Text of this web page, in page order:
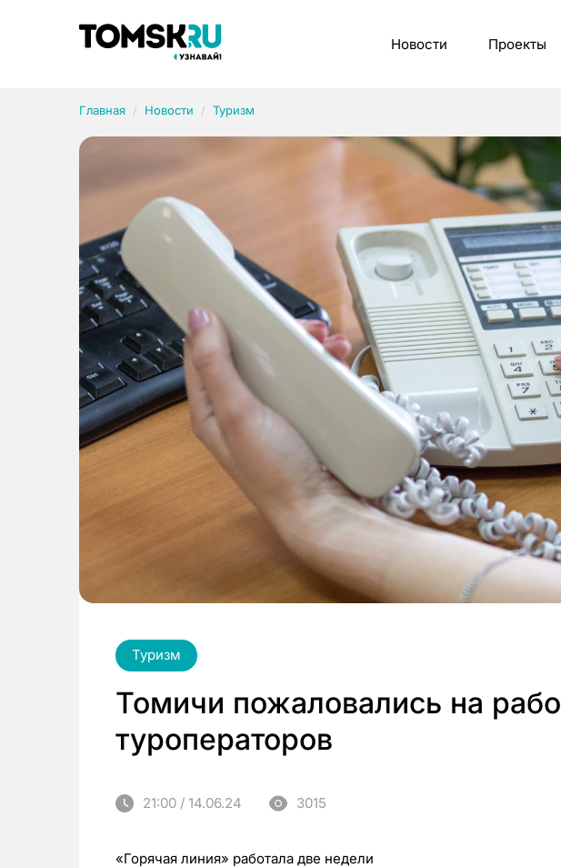
Новости Проекты
Главная Новости Туризм
Туризм
Томичи пожаловались на
туроператоров
21:00 / 14.06.24 3015
«Горячая линия» работала две недели
Рубрики